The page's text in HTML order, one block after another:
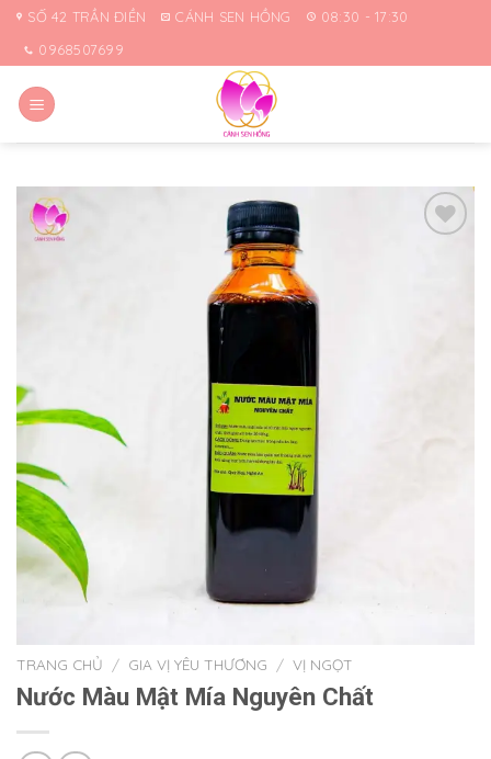
Skip
content
SỐ 42 TRẦN ĐIỀN CÁNH SEN HỒNG
08:30 - 17:30
0968507699
TRANG CHỦ / GIA VỊ YÊU THƯƠNG / VỊ NGỌT
Nước Màu Mật Mía Nguyên Chất